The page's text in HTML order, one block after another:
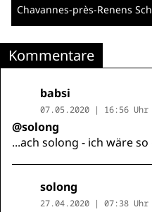
Chavannes-près-Renens
Kommentare
babsi
07.05.2020 | 16:56 Uhr
@solong
...ach solong - ich wäre
solong
27.04.2020 | 07:38 Uhr